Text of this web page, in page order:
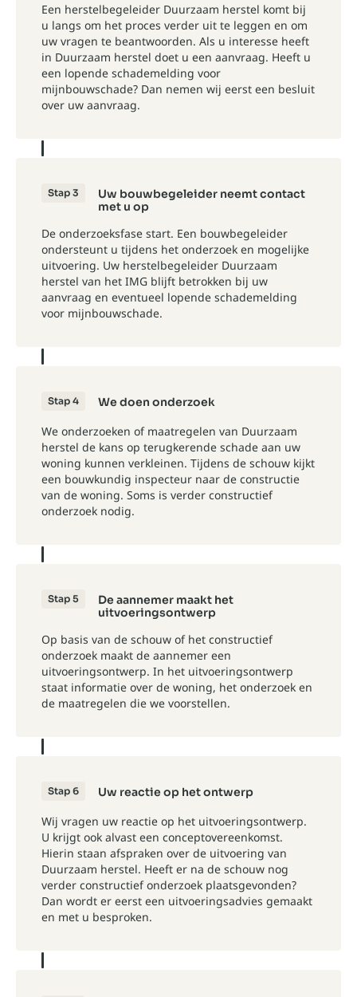
Een herstelbegeleider Duurzaam herstel komt bij
u langs om het proces verder uit te leggen en om
uw vragen te beantwoorden. Als u interesse heeft
in Duurzaam herstel doet u een aanvraag. Heeft u
een lopende schademelding voor
mijnbouwschade? Dan nemen wij eerst een besluit
over uw aanvraag.
Stap 3
Uw bouwbegeleider neemt contact
met u op
De onderzoeksfase start. Een bouwbegeleider
ondersteunt u tijdens het onderzoek en mogelijke
uitvoering. Uw herstelbegeleider Duurzaam
herstel van het IMG blijft betrokken bij uw
aanvraag en eventueel lopende schademelding
voor mijnbouwschade.
Stap 4 We doen onderzoek
We onderzoeken of maatregelen van Duurzaam
herstel de kans op terugkerende schade aan uw
woning kunnen verkleinen. Tijdens de schouw kijkt
een bouwkundig inspecteur naar de constructie
van de woning. Soms is verder constructief
onderzoek nodig.
Stap 5
De aannemer maakt het
uitvoeringsontwerp
Op basis van de schouw of het constructief
onderzoek maakt de aannemer een
uitvoeringsontwerp. In het uitvoeringsontwerp
staat informatie over de woning, het onderzoek en
de maatregelen die we voorstellen.
Stap 6 Uw reactie op het ontwerp
Wij vragen uw reactie op het uitvoeringsontwerp.
U krijgt ook alvast een conceptovereenkomst.
Hierin staan afspraken over de uitvoering van
Duurzaam herstel. Heeft er na de schouw nog
verder constructief onderzoek plaatsgevonden?
Dan wordt er eerst een uitvoeringsadvies gemaakt
en met u besproken.